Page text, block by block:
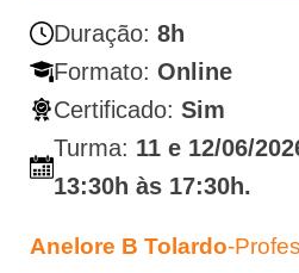
Duração: 8h
Formato: Online
Certificado: Sim
Turma: 11 e 12/06/
13:30h às 17:30h.
Anelore B Tolardo-